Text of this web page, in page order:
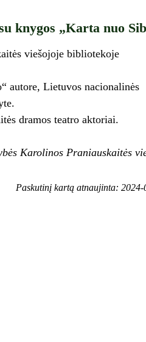
knygos „Karta nuo
viešojoje bibliotekoje
autore, Lietuvos nacionalinės
dramos teatro aktoriai.
Karolinos Praniauskaitės
Paskutinį kartą atnaujinta: